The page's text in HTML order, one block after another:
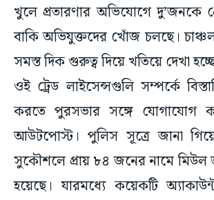
খুলে প্রতারণার অভিযোগে দু’জনকে
বাকি অভিযুক্তদের খোঁজ চলছে।
সমস্ত দিক গুরুত্ব দিয়ে খতিয়ে দেখা
ওই ট্রেড লাইসেন্সগুলি সম্পর্কে
করতে পুরসভার সঙ্গে যোগাযোগ
আউটপোস্ট। পুলিস সূত্রে জানা
সুকৌশলে প্রায় ৮৪ জনের নামে মিউল
হয়েছে। যারমধ্যে কয়েকটি